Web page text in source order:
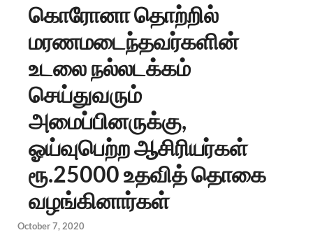
கொரோனா தொற்றில்
மரணமடைந்தவர்களின்
உடலை நல்லடக்கம்
செய்துவரும்
அமைப்பினருக்கு,
ஓய்வுபெற்ற ஆசிரியர்கள்
ரூ.25000 உதவித் தொகை
வழங்கினார்கள்
October 7, 2020